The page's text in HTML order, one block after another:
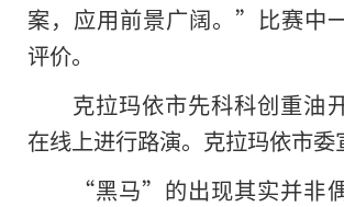
案，应用前景广阔。”比赛中
评价。
克拉玛依市先科科创重油
在线上进行路演。克拉玛依市委
“黑马”的出现其实并非